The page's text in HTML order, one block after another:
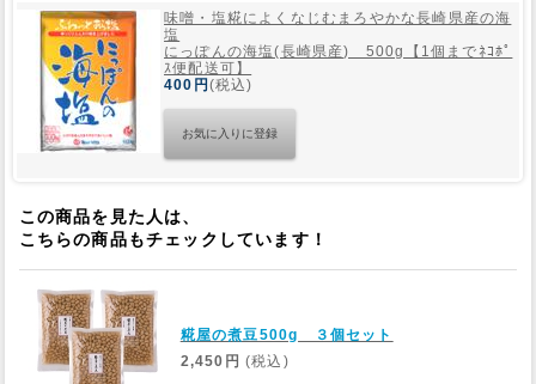
味噌・塩糀によくなじむまろやかな長崎県産の海
塩
にっぽんの海塩(長崎県産) 500g【1個までﾈｺﾎﾟ
ｽ便配送可】
400円(税込)
この商品を見た人は、
こちらの商品もチェックしています！
糀屋の煮豆500g ３個セット
2,450円 (税込)